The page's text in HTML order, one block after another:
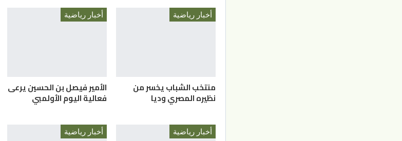
أخبار رياضية
منتخب الشباب يخسر من
نظيره المصري وديا
أخبار رياضية
الأمير فيصل بن الحسين يرعى
فعالية اليوم الأولمبي
أخبار رياضية أخبار رياضية